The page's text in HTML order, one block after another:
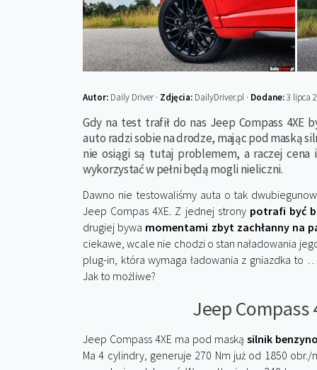
Autor: Daily Driver · Zdjęcia: DailyDriver.pl · Dodane:3 lipca
Gdy na test trafił do nas Jeep Compass 4XE
auto radzi sobie na drodze, mając pod maską
nie osiągi są tutaj problemem, a raczej cena
wykorzystać w pełni będą mogli nieliczni.
Dawno nie testowaliśmy auta o tak
Jeep Compas 4XE. Z jednej strony potrafi być
drugiej bywa momentami zbyt zachłanny na
ciekawe, wcale nie chodzi o stan naładowania
plug-in, która wymaga ładowania z gniazdka to
Jak to możliwe?
Jeep Compass
Jeep Compass 4XE ma pod maskąsilnik
Ma 4 cylindry, generuje 270 Nm już od 1850